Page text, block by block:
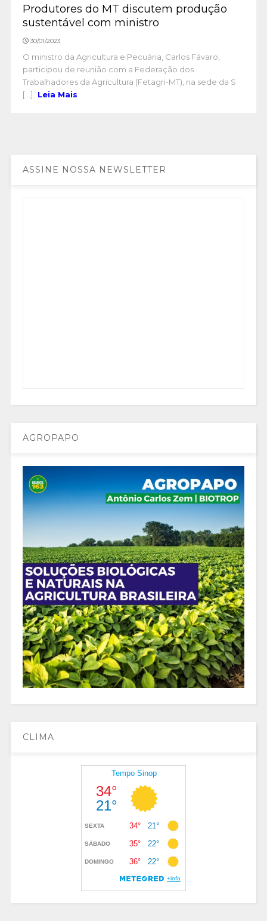
Produtores do MT discutem produção
sustentável com ministro
30/01/2023
O ministro da Agricultura e Pecuária, Carlos Fávaro,
participou de reunião com a Federação dos
Trabalhadores da Agricultura (Fetagri-MT), na sede da S
[...]
Leia Mais
ASSINE NOSSA NEWSLETTER
AGROPAPO
CLIMA